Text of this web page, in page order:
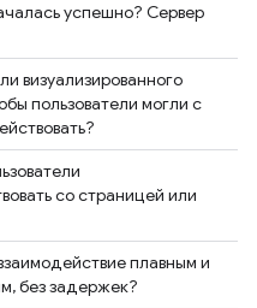
успешно? Сервер
визуализированного
пользователи могли с
со страницей или
плавным и
без задержек?